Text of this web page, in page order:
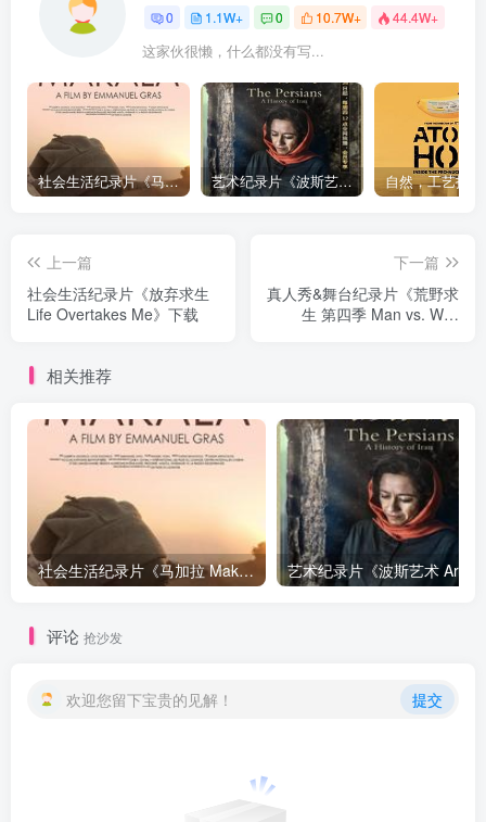
0 1.1W+ 0 10.7W+ 44.4W+
这家伙很懒，什么都没有写...
社会生活纪录片《马加拉 Makala》下载 艺术纪录片《波斯艺术 Art of Persia》下载
上一篇
社会生活纪录片《放弃求生
Life Overtakes Me》下载
下一篇
真人秀&舞台纪录片《荒野求
生 第四季 Man vs. Wild
相关推荐
社会生活纪录片《马加拉 Makala》下载
评论 抢沙发
欢迎您留下宝贵的见解！ 提交